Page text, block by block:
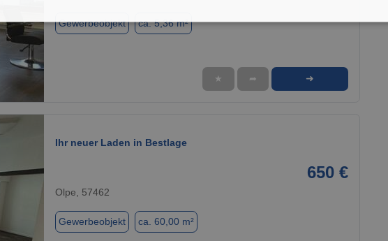
Gewerbeobjekt ca. 5,36 m²
★ ➦ ➜
Ihr neuer Laden in Bestlage
650 €
Olpe, 57462
Gewerbeobjekt ca. 60,00 m²